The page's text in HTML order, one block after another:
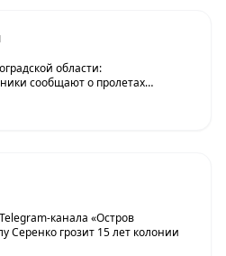
области:
сообщают о пролетах
канала «Остров
Серенко грозит 15 лет колонии